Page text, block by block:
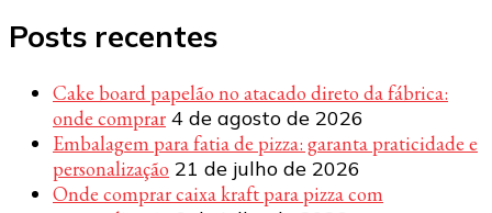
Posts recentes
Cake board papelão no atacado direto da fábrica:
onde comprar 4 de agosto de 2026
Embalagem para fatia de pizza: garanta praticidade e
personalização 21 de julho de 2026
Onde comprar caixa kraft para pizza com